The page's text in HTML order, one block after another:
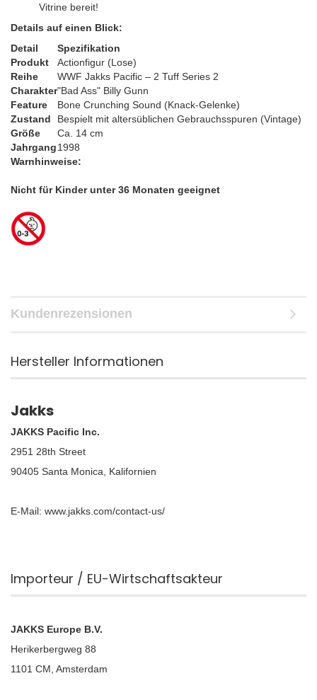
Vitrine bereit!
Details auf einen Blick:
Detail
Spezifikation
Produkt
Actionfigur (Lose)
Reihe
WWF Jakks Pacific – 2 Tuff Series 2
Charakter"Bad Ass" Billy Gunn
Feature
Bone Crunching Sound (Knack-Gelenke)
Zustand
Bespielt mit altersüblichen Gebrauchsspuren (Vintage)
Größe
Ca. 14 cm
Jahrgang1998
Warnhinweise:
​Nicht für Kinder unter 36 Monaten geeignet
Kundenrezensionen
Hersteller Informationen
Jakks
JAKKS Pacific Inc.
2951 28th Street
90405 Santa Monica, Kalifornien
E-Mail: www.jakks.com/contact-us/
Importeur / EU-Wirtschaftsakteur
JAKKS Europe B.V.
Herikerbergweg 88
1101 CM, Amsterdam